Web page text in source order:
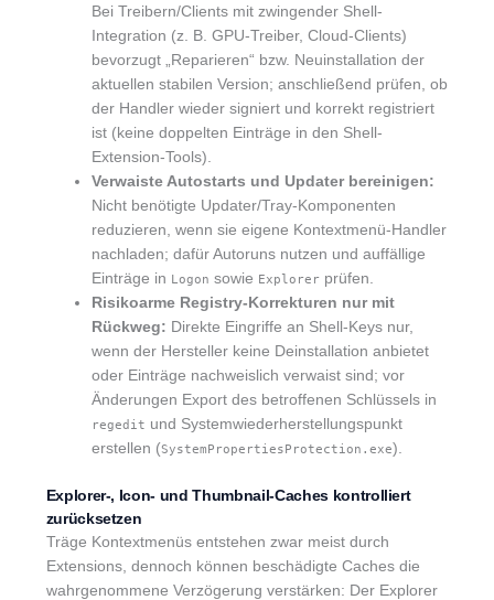
Bei Treibern/Clients mit zwingender Shell-
Integration (z. B. GPU-Treiber, Cloud-Clients)
bevorzugt „Reparieren“ bzw. Neuinstallation der
aktuellen stabilen Version; anschließend prüfen, ob
der Handler wieder signiert und korrekt registriert
ist (keine doppelten Einträge in den Shell-
Extension-Tools).
Verwaiste Autostarts und Updater bereinigen:
Nicht benötigte Updater/Tray-Komponenten
reduzieren, wenn sie eigene Kontextmenü-Handler
nachladen; dafür Autoruns nutzen und auffällige
Einträge in Logon sowie Explorerprüfen.
Risikoarme Registry-Korrekturen nur mit
Rückweg: Direkte Eingriffe an Shell-Keys nur,
wenn der Hersteller keine Deinstallation anbietet
oder Einträge nachweislich verwaist sind; vor
Änderungen Export des betroffenen Schlüssels in
regedit und Systemwiederherstellungspunkt
erstellen (SystemPropertiesProtection.exe).
Explorer-, Icon- und Thumbnail-Caches kontrolliert
zurücksetzen
Träge Kontextmenüs entstehen zwar meist durch
Extensions, dennoch können beschädigte Caches die
wahrgenommene Verzögerung verstärken: Der Explorer